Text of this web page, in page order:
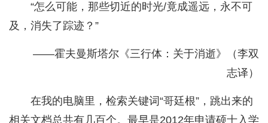
“怎么可能，那些切近的时光/竟成遥远，永不可
及，消失了踪迹？”
——霍夫曼斯塔尔《三行体：关于消逝》（李双
志译）
在我的电脑里，检索关键词“哥廷根”，跳出来的
相关文档总共有几百个。最早是2012年申请硕士入学